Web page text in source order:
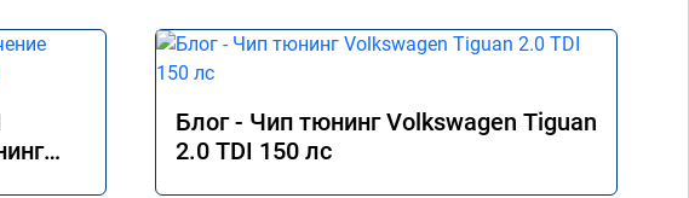
Блог - Чип тюнинг Volkswagen Tiguan
2.0 TDI 150 лс